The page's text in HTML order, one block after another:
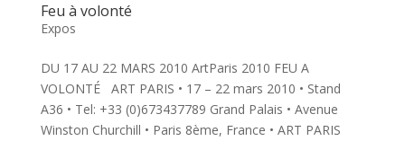
Feu à volonté
Expos
DU 17 AU 22 MARS 2010 ArtParis 2010 FEU A
VOLONTÉ ART PARIS • 17 – 22 mars 2010 • Stand
A36 • Tel: +33 (0)673437789 Grand Palais • Avenue
Winston Churchill • Paris 8ème, France • ART PARIS